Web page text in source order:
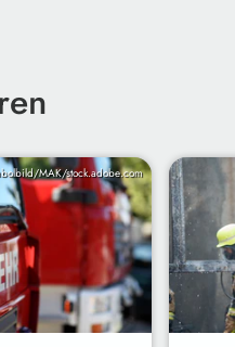
MAK/stock.adobe.com